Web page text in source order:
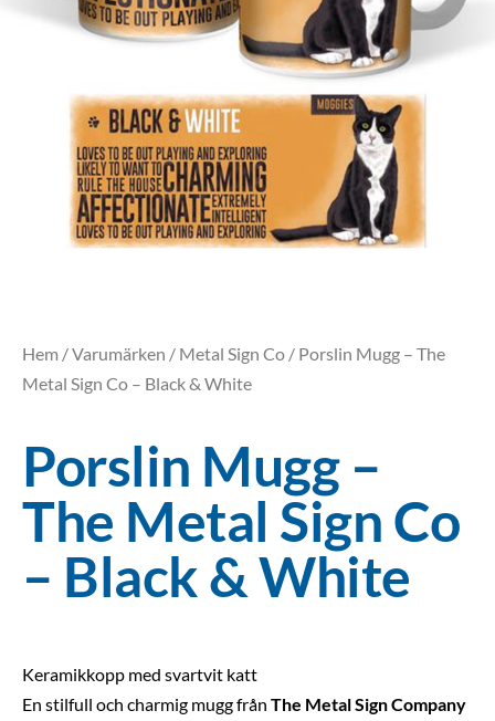
Hem /Varumärken / Metal Sign Co / Porslin Mugg – The
Metal Sign Co – Black & White
Porslin Mugg –
The Metal Sign Co
– Black & White
Keramikkopp med svartvit katt
En stilfull och charmig mugg från The Metal Sign Company